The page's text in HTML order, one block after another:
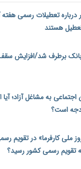
هنوز آغاز نشده است؛ چالش
می‌شود؟ پاسخ مدیر کل
سایپا؛ خروج دولت از
مسیر تسویه فرامرزی با
درباره تعطیلات رسمی هفته
هستند
خدمات ۴ بانک برطرف شد/
به مشاغل آزاد؛ آیا
است؟
ملی کارفرما» در تقویم
تقویم رسمی کشور رسید؟